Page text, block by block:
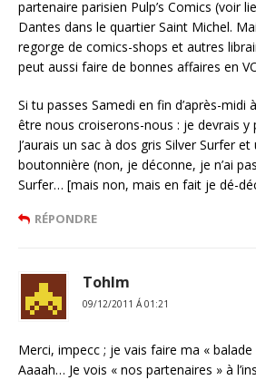
partenaire parisien Pulp’s Comics (voir
Dantes dans le quartier Saint Michel.
regorge de comics-shops et autres
peut aussi faire de bonnes affaires en
Si tu passes Samedi en fin d’après-midi
être nous croiserons-nous : je devrais y
J’aurais un sac à dos gris Silver Surfer
boutonnière (non, je déconne, je n’ai
Surfer… [mais non, mais en fait je dé-
RÉPONDRE
Tohlm
09/12/2011 Á 01:21
Merci, impecc ; je vais faire ma « balade
Aaaah… Je vois « nos partenaires » à